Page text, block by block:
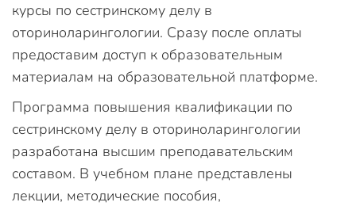
курсы по сестринскому делу в
оториноларингологии. Сразу после оплаты
предоставим доступ к образовательным
материалам на образовательной платформе.
Программа повышения квалификации по
сестринскому делу в оториноларингологии
разработана высшим преподавательским
составом. В учебном плане представлены
лекции, методические пособия,